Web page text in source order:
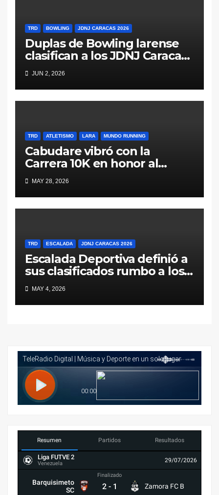
TRD BOWLING JDNJ CARACAS 2026
Duplas de Bowling larense
clasifican a los JDNJ Caracas
2026
JUN 2, 2026
TRD ATLETISMO LARA MUNDO RUNNING
Cabudare vibró con la
Carrera 10K en honor al
General Jacinto Lara (Galería
y Resultados)
MAY 28, 2026
TRD ESCALADA JDNJ CARACAS 2026
Escalada Deportiva definió a
sus clasificados rumbo a los
Juegos Deportivos
Nacionales Juveniles Caracas
2026
MAY 4, 2026
Resumen Partidos Resultados
Liga FUTVE 2
Venezuela 29/07/2026
Barquisimeto
SC
Finalizado
2 - 1 Zamora FC B